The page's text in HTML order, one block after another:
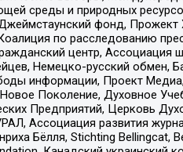
среды и природных
фонд, Прожект
по расследованию
центр, Ассоциация
Немецко-русский
информации, Проект Медиа,
Поколение, Духовное
Предприятий, Церковь
Ассоциация развития
Бёлля, Stichting Bellingcat,